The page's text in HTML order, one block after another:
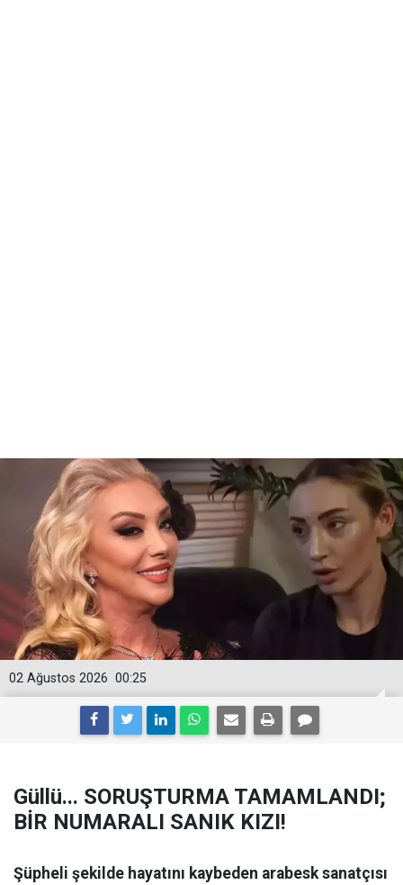
00:25
02 Ağustos 2026
Güllü... SORUŞTURMA TAMAMLANDI;
BİR NUMARALI SANIK KIZI!
Şüpheli şekilde hayatını kaybeden arabesk sanatçısı